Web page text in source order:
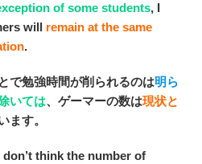
of some students, I
will remain at the same
.
で勉強時間が削られるのは明ら
いては、ゲーマーの数は現状と
ます。
think the number of